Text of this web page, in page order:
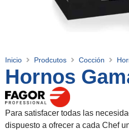
Inicio Prodcutos Cocción
Hornos
Para satisfacer todas las
dispuesto a ofrecer a cada Chef